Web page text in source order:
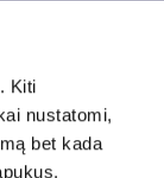
Kiti
nustatomi,
bet kada